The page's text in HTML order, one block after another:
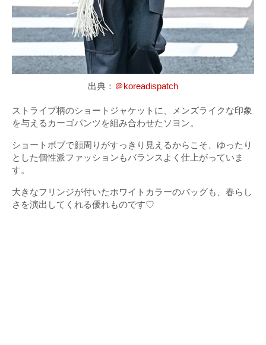
出典： ＠koreadispatch
ストライプ柄のショートジャケットに、メンズライクな印象
を与えるカーゴパンツを組み合わせたソヨン。
ショートボブで顔周りがすっきり見えるからこそ、ゆったり
とした個性派ファッションもバランスよく仕上がっていま
す。
大きなフリンジが付いたホワイトカラーのバッグも、春らし
さを演出してくれる優れものです♡